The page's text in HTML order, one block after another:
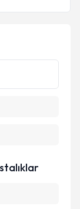
Aydınlatma
belirtilen